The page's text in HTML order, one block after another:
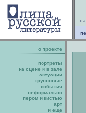
на
о проекте
портреты
на сцене и в зале
ситуации
групповые
события
неформально
пером и кистью
арт
и еще